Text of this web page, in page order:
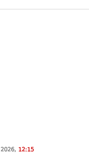
12:15